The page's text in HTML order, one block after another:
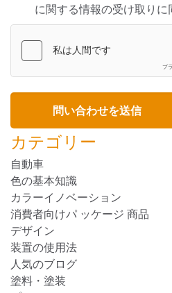
に関する情報の受け取りに
カテゴリー
自動車
色の基本知識
カラーイノベーション
消費者向けパ ッケージ 商品
デザイン
装置の使用法
人気のブログ
塗料・塗装